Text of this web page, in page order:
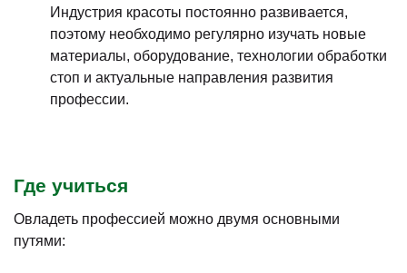
Индустрия красоты постоянно развивается,
поэтому необходимо регулярно изучать новые
материалы, оборудование, технологии обработки
стоп и актуальные направления развития
профессии.
Где учиться
Овладеть профессией можно двумя основными
путями: